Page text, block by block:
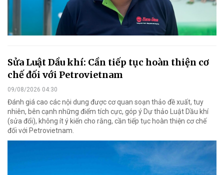
Sửa Luật Dầu khí: Cần tiếp tục hoàn thiện cơ
chế đối với Petrovietnam
09/08/2026 04:30
Đánh giá cao các nội dung được cơ quan soạn thảo đề xuất, tuy
nhiên, bên cạnh những điểm tích cực, góp ý Dự thảo Luật Dầu khí
(sửa đổi), không ít ý kiến cho rằng, cần tiếp tục hoàn thiện cơ chế
đối với Petrovietnam.